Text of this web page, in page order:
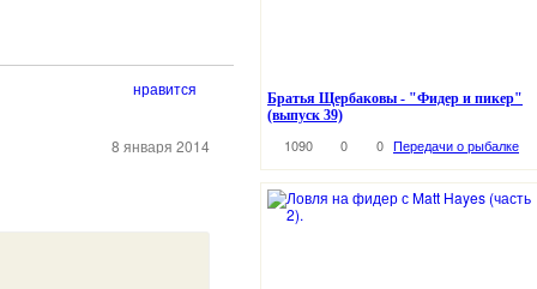
нравится
8 января 2014
Братья Щербаковы - "Фидер и пикер"
(выпуск 39)
1090 0 0 Передачи о рыбалке